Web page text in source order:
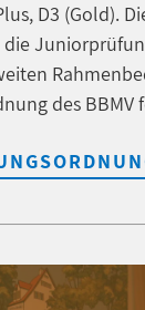
D3 (Gold).
des BBMV